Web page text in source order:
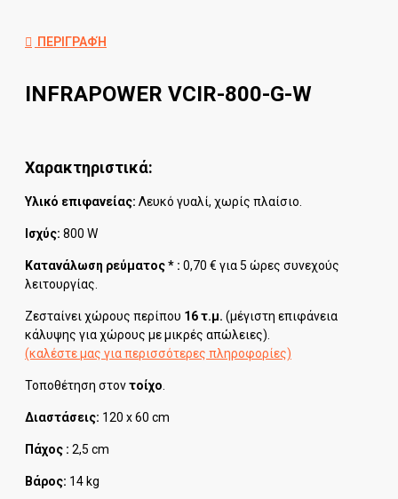
ΠΕΡΙΓΡΑΦΉ
INFRAPOWER VCIR-800-G-W
Χαρακτηριστικά:
Υλικό επιφανείας: Λευκό γυαλί, χωρίς πλαίσιο.
Ισχύς: 800 W
Κατανάλωση ρεύματος * : 0,70 € για 5 ώρες συνεχούς
λειτουργίας.
Ζεσταίνει χώρους περίπου 16τ.μ. (μέγιστη επιφάνεια
κάλυψης για χώρους με μικρές απώλειες).
(καλέστε μας για περισσότερες πληροφορίες)
Τοποθέτηση στοντοίχο
Διαστάσεις: 120 x 60 cm
Πάχος : 2,5 cm
Βάρος: 14 kg